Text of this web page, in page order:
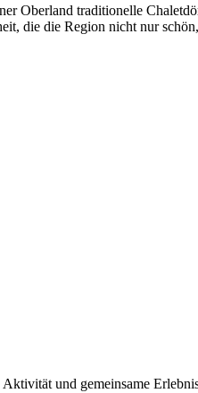
Oberland traditionelle
die die Region nicht nur
und gemeinsame